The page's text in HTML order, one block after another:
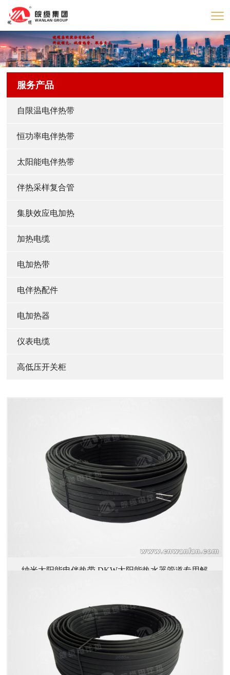
服务产品
自限温电伴热带
恒功率电伴热带
太阳能电伴热带
伴热采样复合管
集肤效应电加热
加热电缆
电加热带
电伴热配件
电加热器
仪表电缆
高低压开关柜
纳米太阳能电伴热带 DKW太阳能热水器管道专用解